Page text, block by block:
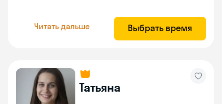
Читать дальше Выбрать время
Татьяна